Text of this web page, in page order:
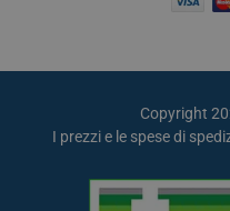
Copyright
I prezzi e le spese di